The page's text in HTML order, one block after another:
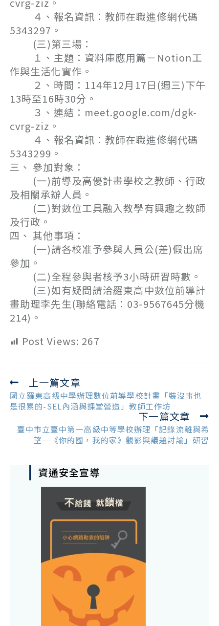
４、報名資訊：教師在職進修網代碼
5343297。
(三)第三場：
１、主題：資料庫應用篇－Notion工
作與生活化實作。
２、時間：114年12月17日(週三)下午
13時至16時30分。
３、連結：meet.google.com/dgk-
cvrg-ziz。
４、報名資訊：教師在職進修網代碼
5343299。
三、 參加對象：
(一)前導及高優計畫學校之教師、行政
及相關承辦人員。
(二)對數位工具融入教學有興趣之教師
及行政。
四、 其他事項：
(一)請各校准予參與人員公(差)假出席
參加。
(二)全程參與者核予3小時研習時數。
(三)如有疑問請洽羅東高中數位前導計
畫助理李先生(聯絡電話：03-9567645分機
214)。
Post Views: 267
Read
more
articles
上一篇文章
國立羅東高級中學辦理數位前導學校計畫「裝沒事也
是很累的-SEL內涵與課堂營造」教師工作坊
下一篇文章
臺中市立臺中第一高級中等學校辦理「記錄流離與希
望─《你的國，我的家》觀影與議題討論」研習
資通安全宣導